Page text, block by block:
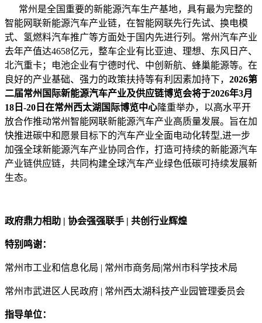
常州是全国重要的新能源汽车生产基地，具有最为完整的
智能网联新能源汽车产业链，在智能网联先行先试、换电模
式、氢燃料汽车推广等方面处于国内先进行列。常州汽车产业
去年产值达4658亿元，整车企业有比亚迪、理想、东风日产、
北汽重卡；电池企业有宁德时代、中创新航、蜂巢能源等。在
良好的产业基础、强力的政策扶持等有利因素加持下， 2026第
二届常州国际新能源汽车产业及供应链博览会将于2026年3月
18日-20日在常州西太湖国际博览中心隆重举办，以高水平开
放合作推动常州智能网联新能源汽车产业高质量发展。旨在加
快推进碳中和愿景目标下的汽车产业全面电动化转型,进一步
加强全球新能源汽车产业协同合作，打造可持续的新能源汽车
产业链供应链，共同构建全球汽车产业绿色低碳可持续发展新
生态。
政府鼎力相助 | 协会强强联手 | 共创行业辉煌
特别鸣谢：
常州市工业和信息化局 | 常州市商务局|常州市科学技术局
常州市武进区人民政府 | 常州西太湖科技产业园管理委员会
指导单位：